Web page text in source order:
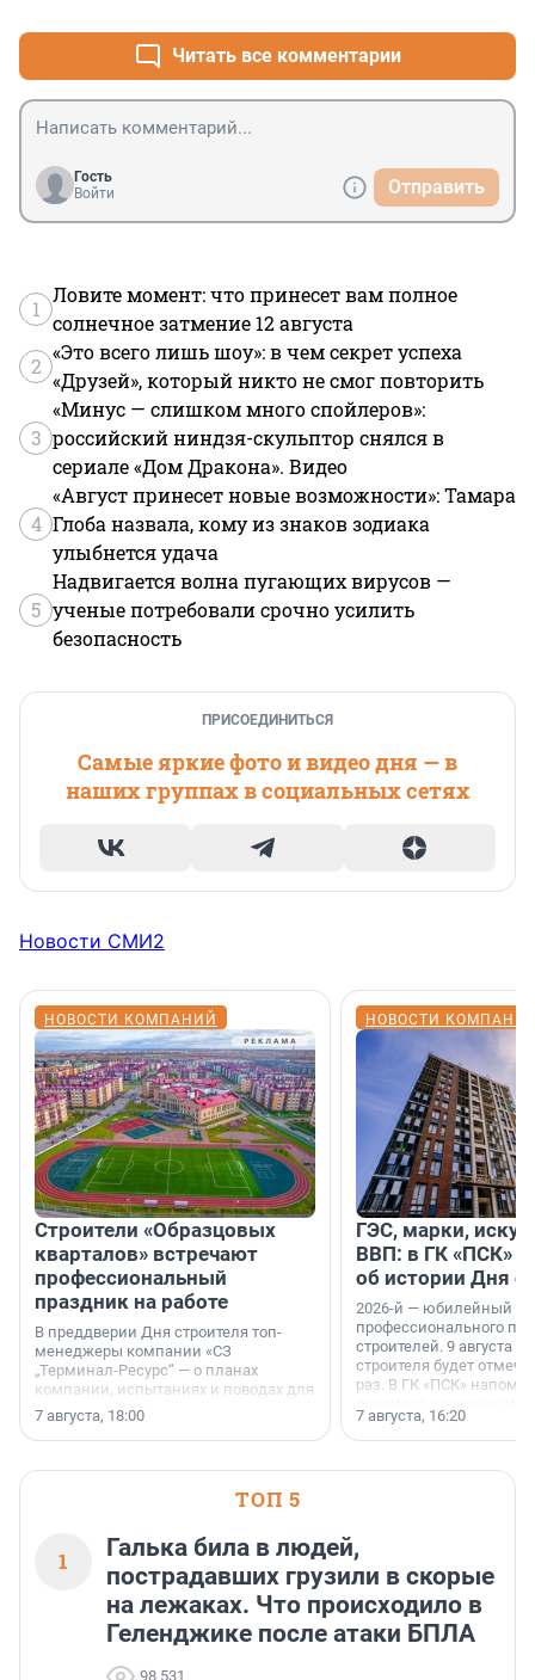
Читать все комментарии
Гость
Войти
Отправить
1
Ловите момент: что принесет вам полное
солнечное затмение 12 августа
2
«Это всего лишь шоу»: в чем секрет успеха
«Друзей», который никто не смог повторить
3
«Минус — слишком много спойлеров»:
российский ниндзя-скульптор снялся в
сериале «Дом Дракона». Видео
4
«Август принесет новые возможности»: Тамара
Глоба назвала, кому из знаков зодиака
улыбнется удача
5
Надвигается волна пугающих вирусов —
ученые потребовали срочно усилить
безопасность
ПРИСОЕДИНИТЬСЯ
Самые яркие фото и видео дня — в
наших группах в социальных сетях
Новости СМИ2
НОВОСТИ КОМПАНИЙ
Строители «Образцовых
кварталов» встречают
профессиональный
праздник на работе
В преддверии Дня строителя топ-
менеджеры компании «СЗ
„Терминал-Ресурс“ — о планах
компании, испытаниях и поводах для
осторожного оптимизма.
7 августа, 18:00
НОВОСТИ
ГЭС, марки,
ВВП: в ГК «ПСК»
об истории Дня
2026-й — юбилейный
профессионального
строителей. 9 августа
строителя будет
раз. В ГК «ПСК»
поменялась роль
7 августа, 16:20
ТОП 5
1
Галька била в людей,
пострадавших грузили в скорые
на лежаках. Что происходило в
Геленджике после атаки БПЛА
98 531